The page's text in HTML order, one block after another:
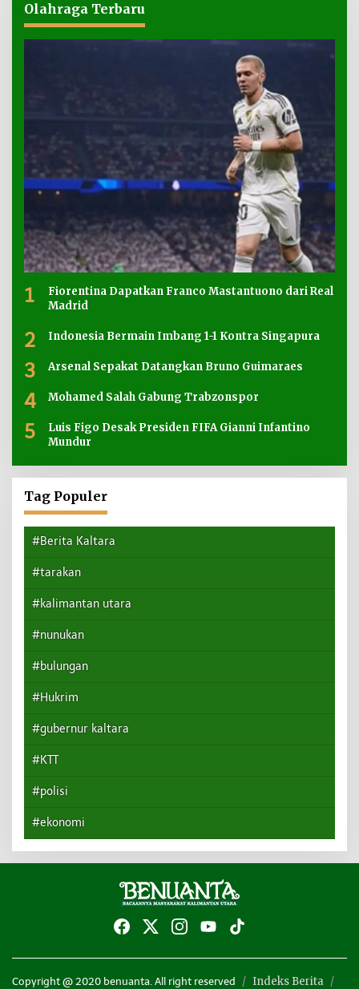
Olahraga Terbaru
1
Fiorentina Dapatkan Franco Mastantuono dari Real
Madrid
2 Indonesia Bermain Imbang 1-1 Kontra Singapura
3 Arsenal Sepakat Datangkan Bruno Guimaraes
4 Mohamed Salah Gabung Trabzonspor
5
Luis Figo Desak Presiden FIFA Gianni Infantino
Mundur
Tag Populer
#Berita Kaltara
#tarakan
#kalimantan utara
#nunukan
#bulungan
#Hukrim
#gubernur kaltara
#KTT
#polisi
#ekonomi
Copyright @ 2020 benuanta. All right reserved
Indeks Berita